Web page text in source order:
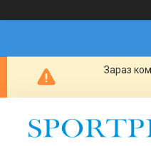
Зараз